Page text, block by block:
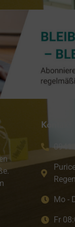
Kontakt
0941
Mo -
Fr